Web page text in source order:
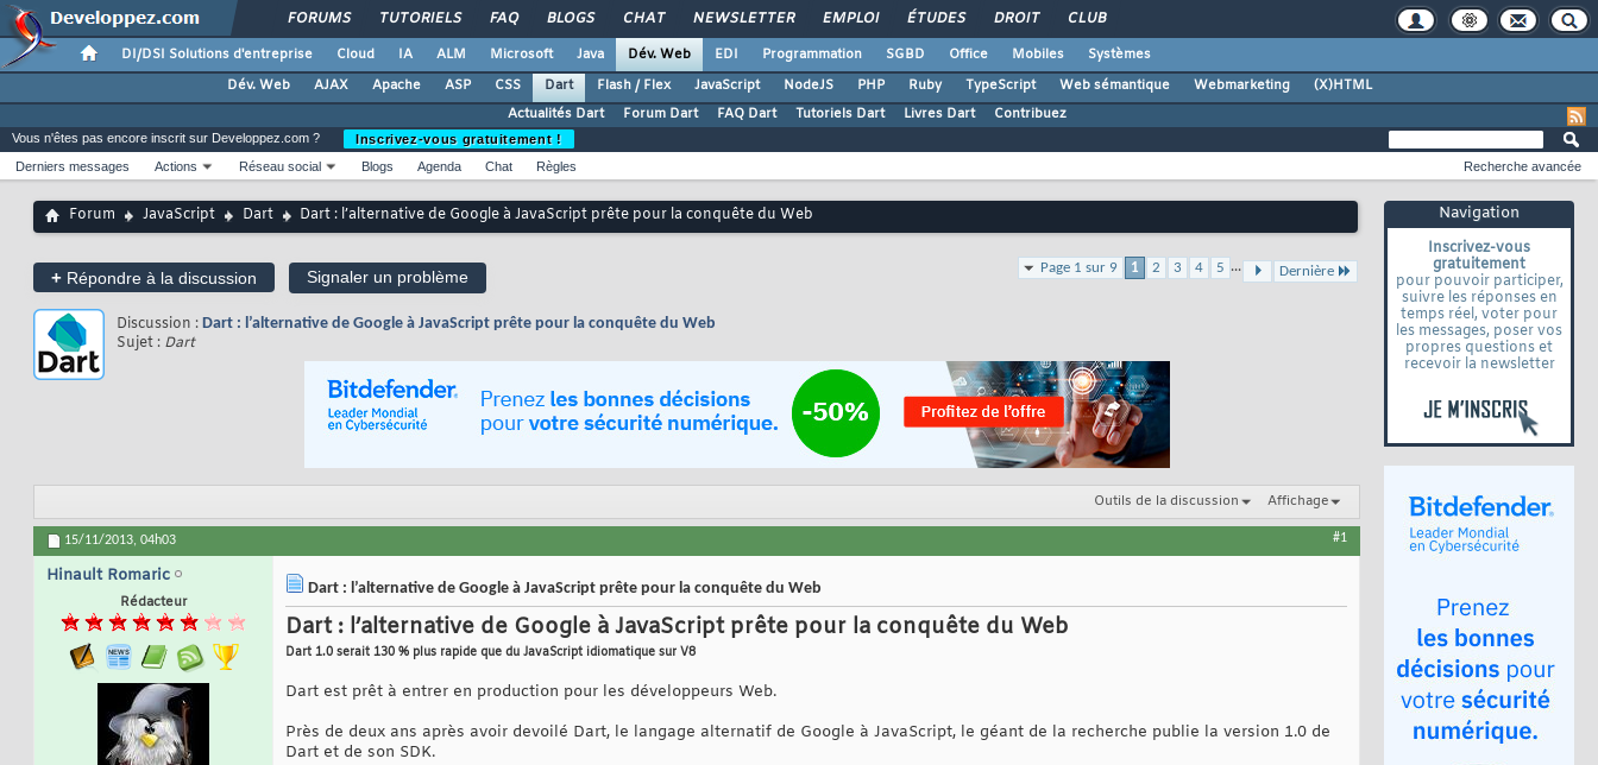
FORUMS TUTORIELS FAQ BLOGS CHAT NEWSLETTER EMPLOI ÉTUDES DROIT CLUB
DI/DSI Solutions d'entreprise Cloud IA ALM Microsoft Java Dév. Web EDI Programmation SGBD Office Mobiles
Systèmes
Dév. Web
AJAX Apache ASP CSS Dart Flash / Flex JavaScript NodeJS PHP Ruby TypeScript Web sémantique Webmarketing
(X)HTML
Actualités Dart
Forum Dart FAQ Dart Tutoriels Dart Livres Dart Contribuez
Navigation
Inscrivez-vous
gratuitement
pour pouvoir participer,
suivre les réponses en
temps réel, voter pour
les messages, poser vos
propres questions et
recevoir la newsletter
Vous n'êtes pas encore inscrit sur Developpez.com ?
Inscrivez-vous gratuitement !
Derniers messages
Actions Réseau social Blogs Agenda Chat Règles Recherche avancée
Forum JavaScript Dart Dart : l’alternative de Google à JavaScript prête pour la conquête du Web
+ Répondre à la discussion Signaler un problème Page 1 sur 9 1 2 3 4 5 ... Dernière
Discussion : Dart : l’alternative de Google à JavaScript prête pour la conquête du Web
Sujet : Dart
Outils de la discussion Affichage
15/11/2013, 04h03 #1
Hinault Romaric
Rédacteur
Dart : l’alternative de Google à JavaScript prête pour la conquête du Web
Dart : l’alternative de Google à JavaScript prête pour la conquête du Web
Dart 1.0 serait 130 % plus rapide que du JavaScript idiomatique sur V8
Dart est prêt à entrer en production pour les développeurs Web.
Près de deux ans après avoir devoilé Dart, le langage alternatif de Google à JavaScript, le géant de la recherche publie la version 1.0 de
Dart et de son SDK.